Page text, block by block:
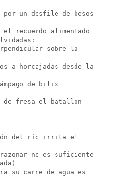
por un desfile de besos
recuerdo alimentado
sobre la
a horcajadas desde la
de bilis
de fresa el batallón
del río irrita el
razonar no es suficiente
su carne de agua es